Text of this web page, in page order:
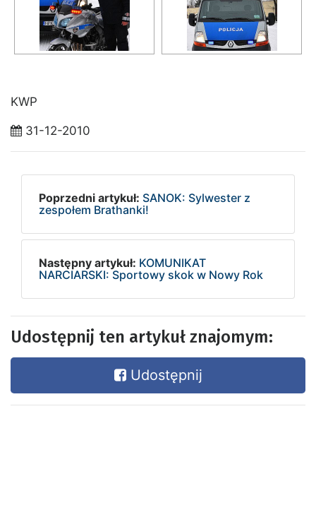
KWP
31-12-2010
Poprzedni artykuł: SANOK: Sylwester z
zespołem Brathanki!
Następny artykuł: KOMUNIKAT
NARCIARSKI: Sportowy skok w Nowy Rok
Udostępnij ten artykuł znajomym:
Udostępnij